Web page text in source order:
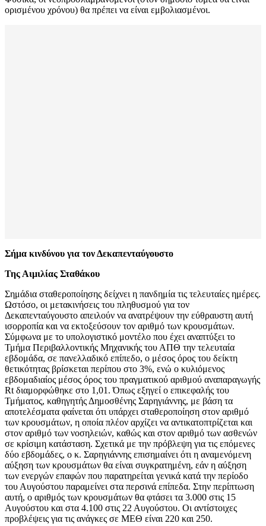
ορισμένου χρόνου) θα πρέπει να είναι εμβολιασμένοι.
Σήμα κινδύνου για τον Δεκαπενταύγουστο
Της Αιμιλίας Σταθάκου
Σημάδια σταθεροποίησης δείχνει η πανδημία τις τελευταίες ημέρες.
Ωστόσο, οι μετακινήσεις του πληθυσμού για τον
Δεκαπενταύγουστο απειλούν να ανατρέψουν την εύθραυστη αυτή
ισορροπία και να εκτοξεύσουν τον αριθμό των κρουσμάτων.
Σύμφωνα με το υπολογιστικό μοντέλο που έχει αναπτύξει το
Τμήμα Περιβαλλοντικής Μηχανικής του ΑΠΘ την τελευταία
εβδομάδα, σε πανελλαδικό επίπεδο, ο μέσος όρος του δείκτη
θετικότητας βρίσκεται περίπου στο 3%, ενώ ο κυλιόμενος
εβδομαδιαίος μέσος όρος του πραγματικού αριθμού αναπαραγωγής
Rt διαμορφώθηκε στο 1,01. Όπως εξηγεί ο επικεφαλής του
Τμήματος, καθηγητής Δημοσθένης Σαρηγιάννης, με βάση τα
αποτελέσματα φαίνεται ότι υπάρχει σταθεροποίηση στον αριθμό
των κρουσμάτων, η οποία πλέον αρχίζει να αντικατοπτρίζεται και
στον αριθμό των νοσηλειών, καθώς και στον αριθμό των ασθενών
σε κρίσιμη κατάσταση. Σχετικά με την πρόβλεψη για τις επόμενες
δύο εβδομάδες, ο κ. Σαρηγιάννης επισημαίνει ότι η αναμενόμενη
αύξηση των κρουσμάτων θα είναι συγκρατημένη, εάν η αύξηση
των ενεργών επαφών που παρατηρείται γενικά κατά την περίοδο
του Αυγούστου παραμείνει στα περσινά επίπεδα. Στην περίπτωση
αυτή, ο αριθμός των κρουσμάτων θα φτάσει τα 3.000 στις 15
Αυγούστου και στα 4.100 στις 22 Αυγούστου. Οι αντίστοιχες
προβλέψεις για τις ανάγκες σε ΜΕΘ είναι 220 και 250.